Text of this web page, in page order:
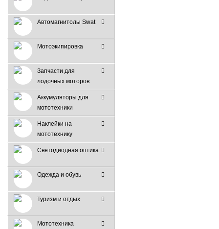
Автомагнитолы Swat
Мотоэкипировка
Запчасти для
лодочных моторов
Аккумуляторы для
мототехники
Наклейки на
мототехнику
Светодиодная оптика
Одежда и обувь
Туризм и отдых
Мототехника